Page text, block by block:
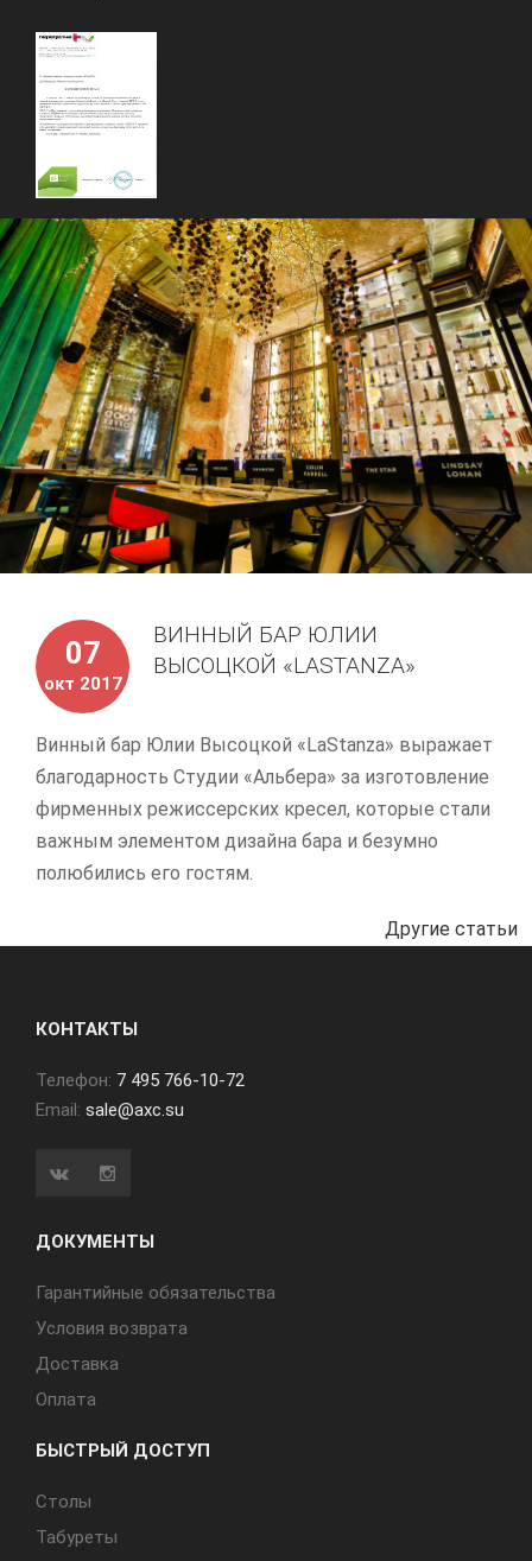
07
окт 2017
ВИННЫЙ БАР ЮЛИИ
ВЫСОЦКОЙ «LASTANZA»
Винный бар Юлии Высоцкой «LaStanza» выражает
благодарность Студии «Альбера» за изготовление
фирменных режиссерских кресел, которые стали
важным элементом дизайна бара и безумно
полюбились его гостям.
Другие статьи
КОНТАКТЫ
Телефон: 7 495 766-10-72
Email: sale@axc.su
ДОКУМЕНТЫ
Гарантийные обязательства
Условия возврата
Доставка
Оплата
БЫСТРЫЙ ДОСТУП
Cтолы
Табуреты